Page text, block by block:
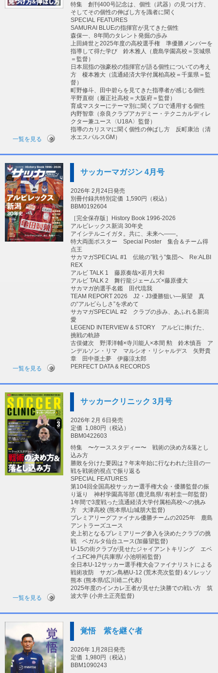
特集 創刊400号記念は、個性（武器）の見つけ方、
そしてその個性の伸ばし方を識者に聞く
SPECIAL FEATURES
SAMURAI BLUEの指揮官が見てきた個性
森保一、8年間のタレント発掘の歩み
上田綺世と2025年度の高校選手権 準優勝メンバーを
指導して得た学び 鈴木雅人（鹿島学園高校＝茨城県
＝監督）
日本屈指の強豪校の指揮官が語る個性についての考え
方 榎本雅大（流通経済大学付属柏高校＝千葉県＝監
督）
町野修斗、田中碧らを見てきた指導者が感じる個性
平野直樹（履正社高校＝大阪府＝監督）
育成マスターにテーマ別に聞くプロで通用する個性
内野智章（奈良クラブアカデミー・テクニカルディレ
クター兼ユース〈U18A〉監督）
指導のカリスマに聞く個性の伸ばし方 反町康治（清
水エスパルスGM）
一覧を見る
サッカーマガジン 4月号
2026年 2月24日発売
別冊付録共特別定価 1,590円（税込）
BBM0192604
［完全保存版］History Book 1996-2026
アルビレックス新潟 30年史
アイシテルニイガタ。共に、未来へ――。
特大両面ポスター Special Poster 集合＆チーム得
点王
サカマガSPECIAL #1 伝統の”戦う”集団へ Re:ALBI
REX
アルビ TALK 1 藤原奏哉×若月大和
アルビ TALK 2 舞行龍ジェームズ×藤原優大
サカマガ的選手名鑑 田代琉我
TEAM REPORT 2026 J2・J3優勝狙い―展望 真
の“アルビらしさ”を求めて
サカマガSPECIAL #2 クラブの歩み、あふれる新潟
愛
LEGEND INTERVIEW & STORY アルビに捧げた、
挑戦の軌跡
古俣健次 野澤洋輔×寺川能人×本間 勲 鈴木慎吾 ア
ンデルソン・リマ マルシオ・リシャルデス 矢野貴
章 田中亜土夢 伊藤涼太郎
PERFECT DATA & RECORDS
一覧を見る
サッカークリニック 3月号
2026年 2月 6日発売
定価 1,080円（税込）
BBM0422603
特集 〜ケーススタディー〜 戦術の決め方&落とし
込み方
勝敗を分けた要因は？年末年始に行なわれた注目の一
戦を戦術的視点で振り返る
SPECIAL FEATURES
第104回全国高校サッカー選手権大会・優勝監督の振
り返り 神村学園高等部 (鹿児島県/ 有村圭一郎監督)
1年間で3度戦った流通経済大学付属柏高校への挑み
方 大津高校 (熊本県/山城朋大監督)
プレミアリーグファイナル優勝チームの2025年 鹿島
アントラーズユース
史上初となるプレミアリーグ参入を決めたクラブの挑
戦 ベガルタ仙台ユース(加藤望監督)
U-15の街クラブが見せたジャイアントキリング エベ
イユFC神戸(兵庫県/ 小池明裕監督)
全日本U-12サッカー選手権大会ファイナリストによる
戦術攻防 サガン鳥栖U-12 (荒木亮次監督) &ソレッソ
熊本 (熊本県/広川靖二代表)
2025年度のインカレ王者が見せた決勝での戦い方 筑
波大学 (小井土正亮監督)
一覧を見る
覚悟 紫を継ぐ者
2026年 1月28日発売
定価 1,980円（税込）
BBM1090243